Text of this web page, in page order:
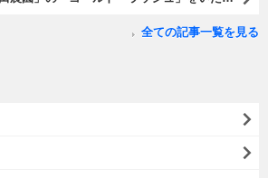
全ての記事一覧を見る